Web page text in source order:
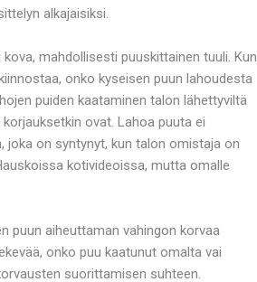
alkajaisiksi.
mahdollisesti puuskittainen tuuli. Kun
onko kyseisen puun lahoudesta
puiden kaataminen talon lähettyviltä
ovat. Lahoa puuta ei
joka on syntynyt, kun talon omistaja on
kotivideoissa, mutta omalle
puun aiheuttaman vahingon korvaa
onko puu kaatunut omalta vai
suorittamisen suhteen.